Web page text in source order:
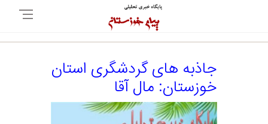
جاذبه های گردشگری استان
خوزستان: مال آقا